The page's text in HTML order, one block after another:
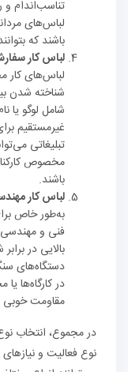
تناسب‌اندام و
لباس‌های
باشند که
لباس کار
لباس‌های کار
شناخته شدن
شامل لوگو یا
غیرمستقیم
تبلیغاتی
مخصوص
باشند.
لباس کار
به‌طور خاص
فنی و مهندسی
بالایی در
دستگاه‌های
در کارگاه‌ها
مقاومت خوبی
در مجموع، انتخاب
نوع فعالیت و